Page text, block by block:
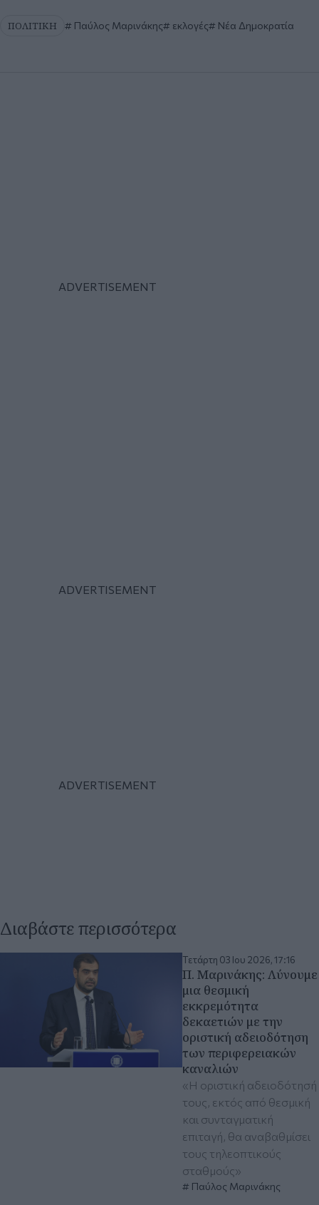
ΠΟΛΙΤΙΚΗ Παύλος Μαρινάκης εκλογές Νέα Δημοκρατία
Διαβάστε περισσότερα
Τετάρτη 03 Ιου 2026, 17:16
Π. Μαρινάκης: Λύνουμε
μια θεσμική
εκκρεμότητα
δεκαετιών με την
οριστική αδειοδότηση
των περιφερειακών
καναλιών
«Η οριστική αδειοδότησή
τους, εκτός από θεσμική
και συνταγματική
επιταγή, θα αναβαθμίσει
τους τηλεοπτικούς
σταθμούς»
Παύλος Μαρινάκης